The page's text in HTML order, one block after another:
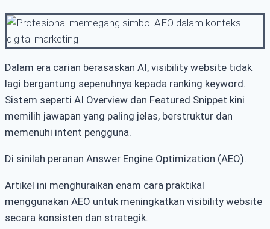
Dalam era carian berasaskan AI, visibility website tidak
lagi bergantung sepenuhnya kepada ranking keyword.
Sistem seperti AI Overview dan Featured Snippet kini
memilih jawapan yang paling jelas, berstruktur dan
memenuhi intent pengguna.
Di sinilah peranan Answer Engine Optimization (AEO).
Artikel ini menghuraikan enam cara praktikal
menggunakan AEO untuk meningkatkan visibility website
secara konsisten dan strategik.